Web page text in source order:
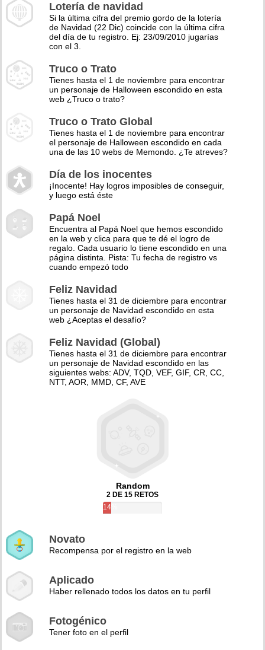
Lotería de navidad
Si la última cifra del premio gordo de la lotería
de Navidad (22 Dic) coincide con la última cifra
del día de tu registro. Ej: 23/09/2010 jugarías
con el 3.
Truco o Trato
Tienes hasta el 1 de noviembre para encontrar
un personaje de Halloween escondido en esta
web ¿Truco o trato?
Truco o Trato Global
Tienes hasta el 1 de noviembre para encontrar
el personaje de Halloween escondido en cada
una de las 10 webs de Memondo. ¿Te atreves?
Día de los inocentes
¡Inocente! Hay logros imposibles de conseguir,
y luego está éste
Papá Noel
Encuentra al Papá Noel que hemos escondido
en la web y clica para que te dé el logro de
regalo. Cada usuario lo tiene escondido en una
página distinta. Pista: Tu fecha de registro vs
cuando empezó todo
Feliz Navidad
Tienes hasta el 31 de diciembre para encontrar
un personaje de Navidad escondido en esta
web ¿Aceptas el desafío?
Feliz Navidad (Global)
Tienes hasta el 31 de diciembre para encontrar
un personaje de Navidad escondido en las
siguientes webs: ADV, TQD, VEF, GIF, CR, CC,
NTT, AOR, MMD, CF, AVE
Random
2 DE 15 RETOS
14%
Novato
Recompensa por el registro en la web
Aplicado
Haber rellenado todos los datos en tu perfil
Fotogénico
Tener foto en el perfil